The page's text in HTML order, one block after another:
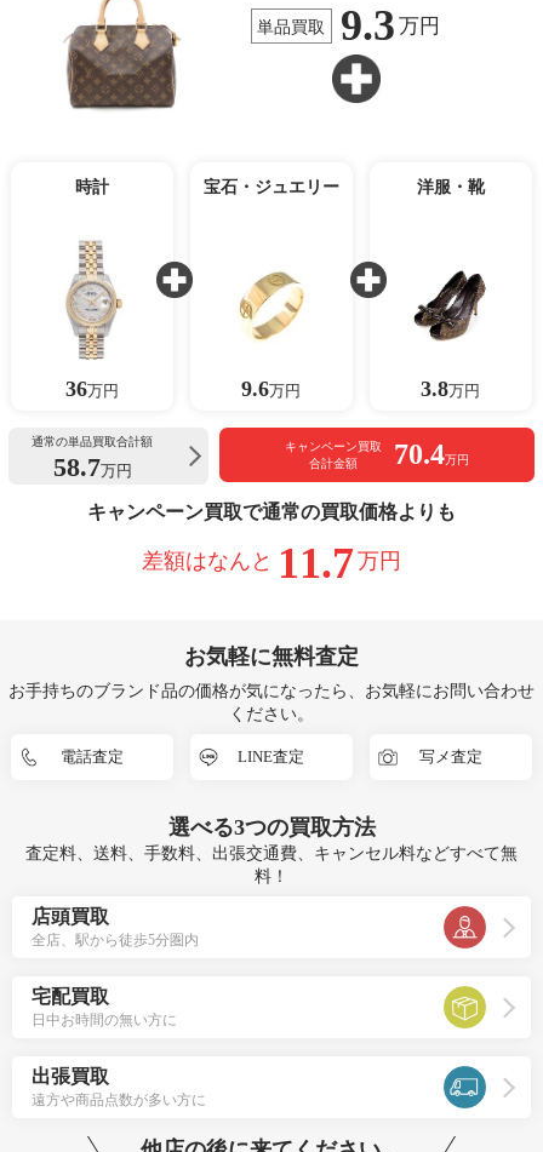
単品買取 9.3 万円
時計
36万円
宝石・ジュエリー
9.6万円
洋服・靴
3.8万円
通常の単品買取合計額
58.7万円
キャンペーン買取
合計金額
70.4万円
キャンペーン買取で通常の買取価格よりも
差額はなんと 11.7万円
お気軽に無料査定
お手持ちのブランド品の価格が気になったら、お気軽にお問い合わせ
ください。
電話査定 LINE査定 写メ査定
選べる3つの買取方法
査定料、送料、手数料、出張交通費、キャンセル料などすべて無
料！
店頭買取
全店、駅から徒歩5分圏内
宅配買取
日中お時間の無い方に
出張買取
遠方や商品点数が多い方に